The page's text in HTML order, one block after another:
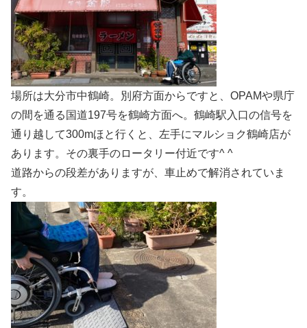
場所は大分市中鶴崎。別府方面からですと、OPAMや県庁
の間を通る国道197号を鶴崎方面へ。鶴崎駅入口の信号を
通り越して300mほと行くと、左手にマルショク鶴崎店が
あります。その裏手のロータリー付近です^ ^
道路からの段差がありますが、車止めで解消されていま
す。